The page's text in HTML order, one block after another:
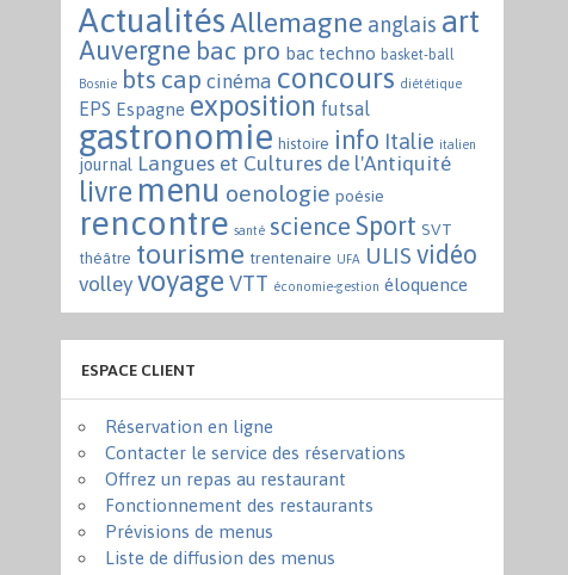
Actualités Allemagne anglais art
Auvergne bac pro bac techno basket-ball
Bosnie bts cap cinéma concours diététique
EPS Espagne exposition futsal
gastronomie histoire info Italie italien
journal Langues et Cultures de l'Antiquité
livre menu oenologie poésie
rencontre santé science Sport SVT
théâtre tourisme trentenaire UFA ULIS vidéo
volley voyage VTT économie-gestion éloquence
ESPACE CLIENT
Réservation en ligne
Contacter le service des réservations
Offrez un repas au restaurant
Fonctionnement des restaurants
Prévisions de menus
Liste de diffusion des menus